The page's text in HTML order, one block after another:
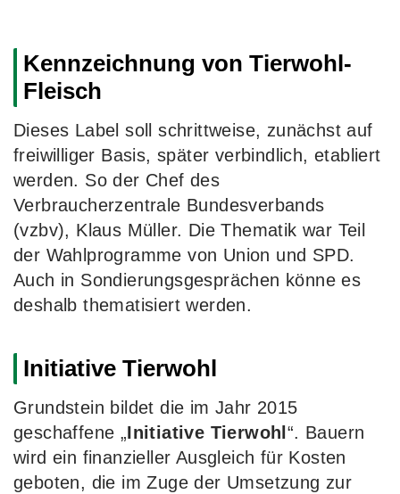
Kennzeichnung von Tierwohl-
Fleisch
Dieses Label soll schrittweise, zunächst auf
freiwilliger Basis, später verbindlich, etabliert
werden. So der Chef des
Verbraucherzentrale Bundesverbands
(vzbv), Klaus Müller. Die Thematik war Teil
der Wahlprogramme von Union und SPD.
Auch in Sondierungsgesprächen könne es
deshalb thematisiert werden.
Initiative Tierwohl
Grundstein bildet die im Jahr 2015
geschaffene „Initiative Tierwohl “. Bauern
wird ein finanzieller Ausgleich für Kosten
geboten, die im Zuge der Umsetzung zur